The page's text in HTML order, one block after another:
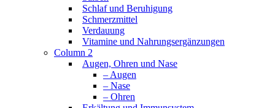
Schlaf und Beruhigung
Schmerzmittel
Verdauung
Vitamine und Nahrungsergänzungen
Column 2
Augen, Ohren und Nase
– Augen
– Nase
– Ohren